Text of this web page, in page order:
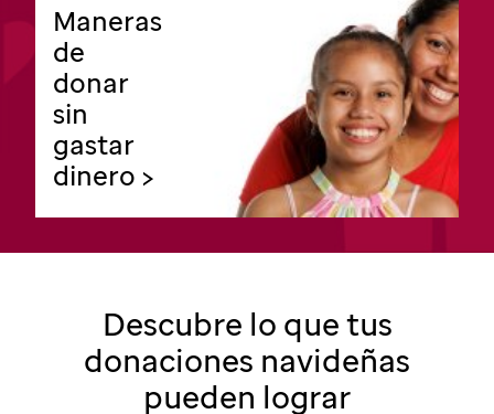
Maneras
de
donar
sin
gastar
dinero >
Descubre lo que tus
donaciones navideñas
pueden lograr